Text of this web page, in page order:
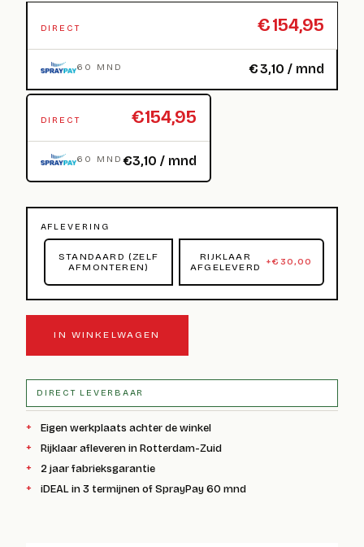
DIRECT €154,95
60 MND €3,10 / mnd
DIRECT €154,95
60 MND€3,10 / mnd
AFLEVERING
STANDAARD (ZELF
AFMONTEREN)
RIJKLAAR
AFGELEVERD
+€ 30,00
IN WINKELWAGEN
DIRECT LEVERBAAR
Eigen werkplaats achter de winkel
Rijklaar afleveren in Rotterdam-Zuid
2 jaar fabrieksgarantie
iDEAL in 3 termijnen of SprayPay 60 mnd